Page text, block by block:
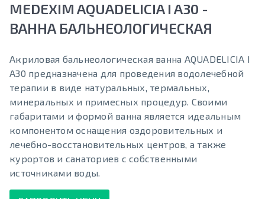
MEDEXIM AQUADELICIA I A30 -
ВАННА БАЛЬНЕОЛОГИЧЕСКАЯ
Акриловая бальнеологическая ванна AQUADELICIA I
A30 предназначена для проведения водолечебной
терапии в виде натуральных, термальных,
минеральных и примесных процедур. Своими
габаритами и формой ванна является идеальным
компонентом оснащения оздоровительных и
лечебно-восстановительных центров, а также
курортов и санаториев с собственными
источниками воды.